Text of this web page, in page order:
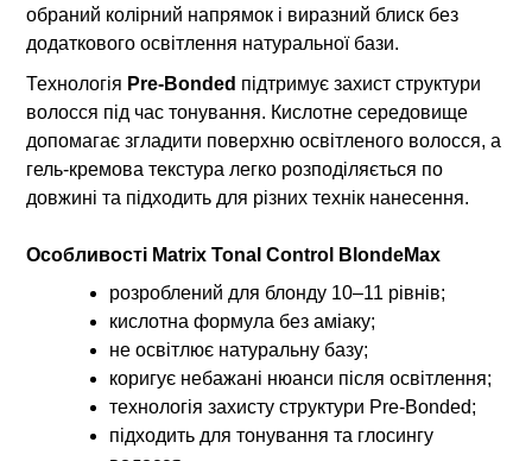
обраний колірний напрямок і виразний блиск без
додаткового освітлення натуральної бази.
Технологія Pre-Bonded підтримує захист структури
волосся під час тонування. Кислотне середовище
допомагає згладити поверхню освітленого волосся, а
гель-кремова текстура легко розподіляється по
довжині та підходить для різних технік нанесення.
Особливості Matrix Tonal Control BlondeMax
розроблений для блонду 10–11 рівнів;
кислотна формула без аміаку;
не освітлює натуральну базу;
коригує небажані нюанси після освітлення;
технологія захисту структури Pre-Bonded;
підходить для тонування та глосингу